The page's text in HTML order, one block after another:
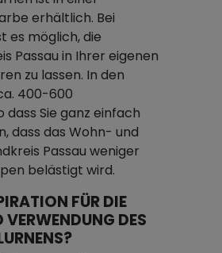
erhältlich. Bei
es möglich, die
Passau in Ihrer eigenen
zu lassen. In den
400-600
Sie ganz einfach
dass das Wohn- und
Passau weniger
belästigt wird.
FÜR DIE
VERWENDUNG DES